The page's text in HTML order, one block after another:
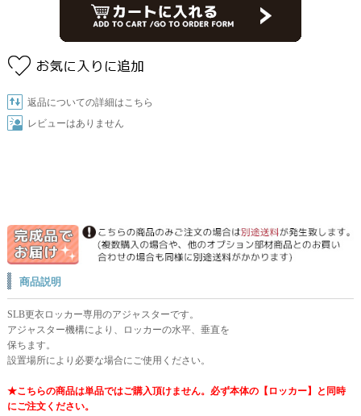
返品についての詳細はこちら
レビューはありません
商品説明
SLB更衣ロッカー専用のアジャスターです。
アジャスター機構により、ロッカーの水平、垂直を
保ちます。
設置場所により必要な場合にご使用ください。
★こちらの商品は単品ではご購入頂けません。必ず本体の【ロッカー】と同時
にご注文ください。